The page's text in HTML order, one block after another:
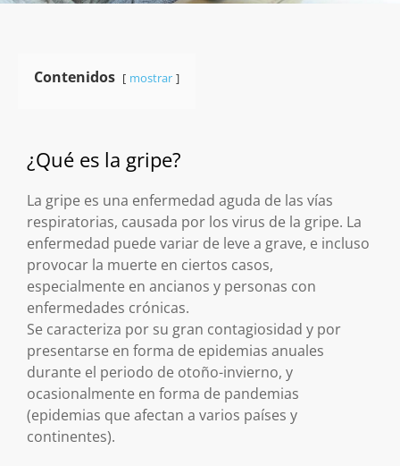
Contenidos mostrar
¿Qué es la gripe?
La gripe es una enfermedad aguda de las vías
respiratorias, causada por los virus de la gripe. La
enfermedad puede variar de leve a grave, e incluso
provocar la muerte en ciertos casos,
especialmente en ancianos y personas con
enfermedades crónicas.
Se caracteriza por su gran contagiosidad y por
presentarse en forma de epidemias anuales
durante el periodo de otoño-invierno, y
ocasionalmente en forma de pandemias
(epidemias que afectan a varios países y
continentes).